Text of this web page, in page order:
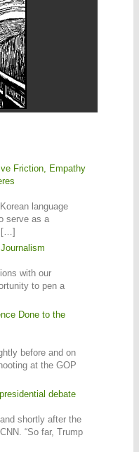
Friction, Empathy
language
serve as a
[…]
with our
to pen a
Done to the
before and on
at the GOP
debate
shortly after the
“So far, Trump